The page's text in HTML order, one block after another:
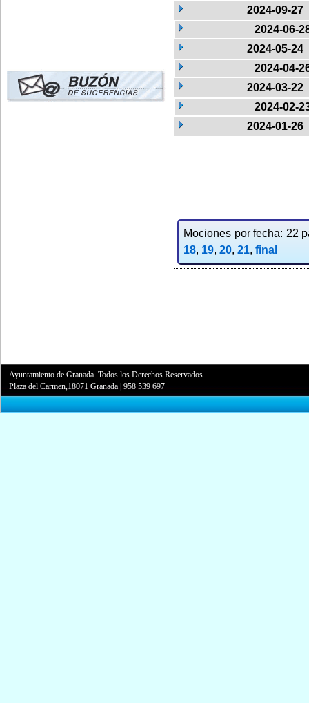
2024-09-27
2024-06-
2024-05-24
2024-04-
2024-03-22
2024-02-
2024-01-26
Mociones por fecha: 22
18, 19, 20, 21, final
Ayuntamiento de Granada. Todos los Derechos Reservados.
Plaza del Carmen,18071 Granada |958 539 697